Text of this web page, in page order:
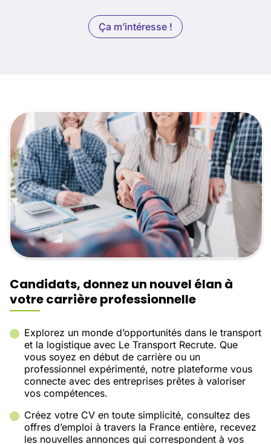
Ça m’intéresse !
Candidats, donnez un nouvel élan à
votre carrière professionnelle
Explorez un monde d’opportunités dans le transport
et la logistique avec Le Transport Recrute. Que
vous soyez en début de carrière ou un
professionnel expérimenté, notre plateforme vous
connecte avec des entreprises prêtes à valoriser
vos compétences.
Créez votre CV en toute simplicité, consultez des
offres d’emploi à travers la France entière, recevez
les nouvelles annonces qui correspondent à vos